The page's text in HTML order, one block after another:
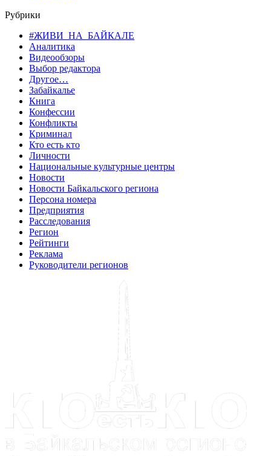
Рубрики
#ЖИВИ_НА_БАЙКАЛЕ
Аналитика
Видеообзоры
Выбор редактора
Другое…
Забайкалье
Книга
Конфессии
Конфликты
Криминал
Кто есть кто
Личности
Национальные культурные центры
Новости
Новости Байкальского региона
Персона номера
Предприятия
Расследования
Регион
Рейтинги
Реклама
Руководители регионов